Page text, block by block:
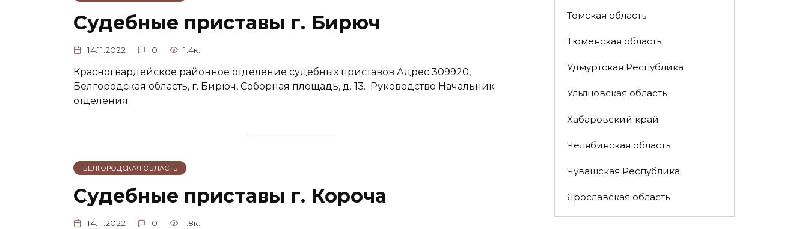
Судебные приставы г. Бирюч
14.11.2022 0 1.4к.
Красногвардейское районное отделение судебных приставов Адрес 309920,
Белгородская область, г. Бирюч, Соборная площадь, д. 13. Руководство Начальник
отделения
БЕЛГОРОДСКАЯ ОБЛАСТЬ
Судебные приставы г. Короча
14.11.2022 0 1.8к.
Томская область
Тюменская область
Удмуртская Республика
Ульяновская область
Хабаровский край
Челябинская область
Чувашская Республика
Ярославская область